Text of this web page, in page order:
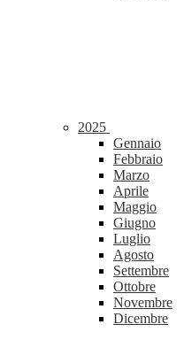
2025
Gennaio
Febbraio
Marzo
Aprile
Maggio
Giugno
Luglio
Agosto
Settembre
Ottobre
Novembre
Dicembre